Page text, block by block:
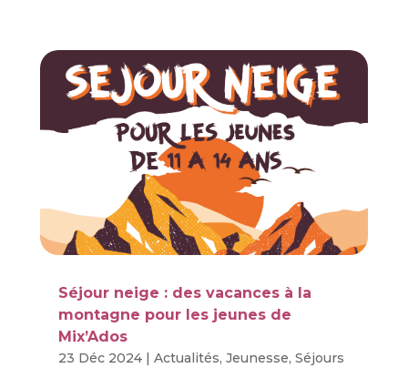
Séjour neige : des vacances à la
montagne pour les jeunes de
Mix’Ados
23 Déc 2024| Actualités, Jeunesse, Séjours